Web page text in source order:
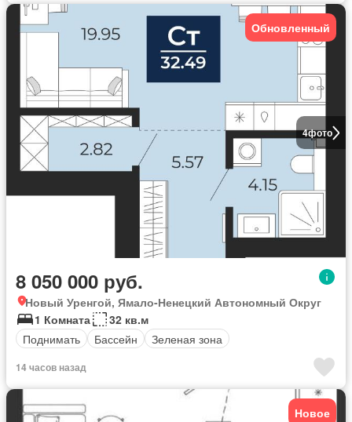
4фото
Обновленный
8 050 000 руб.
Новый Уренгой, Ямало-Ненецкий Автономный Округ
1 Комната
32 кв.м
Поднимать
Бассейн Зеленая зона
14 часов назад
Новое